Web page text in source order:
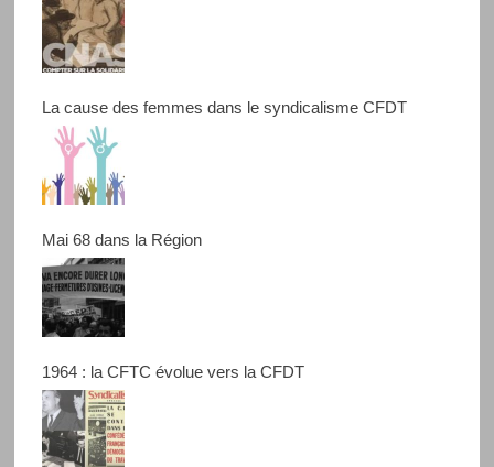
La cause des femmes dans le syndicalisme CFDT
Mai 68 dans la Région
1964 : la CFTC évolue vers la CFDT